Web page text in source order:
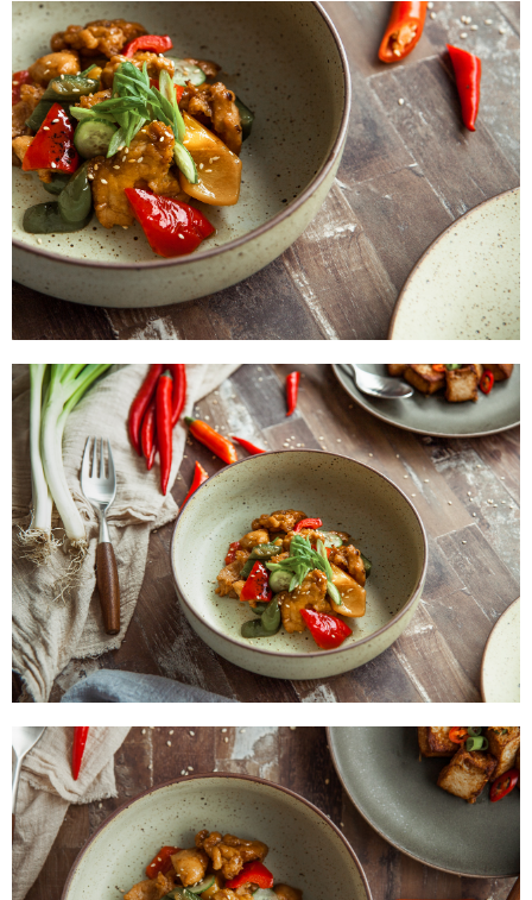
購買商品的店家。未經商家同意取消之訂單仍視為有效，需透過AFTEE先享
後付繳納相關費用。
※ 交易是否成功請以「AFTEE先享後付 」之結帳頁面顯示為準，若有關於
是否繳費成功／繳費後需取消欲退款等相關疑問，請聯繫「AFTEE先享後付
客戶支援中心」https://netprotections.freshdesk.com/support/home
【注意事項】
１．透過由恩沛科技股份有限公司提供之「AFTEE先享後付」服務完成之交
易，需依本服務之必要範圍內提供個人資料，並將交易相關給付款項請求債
權轉讓予恩沛科技股份有限公司。
２．關於個人資料處理事宜，請瀏覽以下網址：
https://aftee.tw/terms/#terms3
３．未成年的使用者請事先徵得法定代理人或監護人之同意方可使用
「AFTEE先享後付」，若未經同意申辦者引起之損失，本公司不負相關責
任。
４．使用「AFTEE先享後付」時，將依據個別帳號之用戶狀況，依本公司即
請求用戶進行身份認證。
５．嚴禁一人註冊多個帳號或使用他人資訊註冊。若發現惡意使用之情形，
恩沛科技股份有限公司將有權停止該用戶之使用額度並採取法律行動。
順豐速運 查看運費